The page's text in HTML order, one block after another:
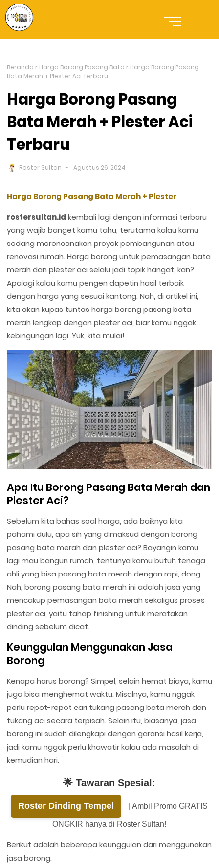
Beranda Harga Borong Pasang Bata
Harga Borong Pasang
Bata Merah + Plester Aci Terbaru
Harga Borong Pasang
Bata Merah + Plester Aci
Terbaru
Roster Sultan Agustus 26, 2024
Harga Borong Pasang Bata Merah + Plester
rostersultan.id kembali lagi dengan informasi terbaru
yang wajib banget kamu tahu, terutama kalau kamu
sedang merencanakan proyek pembangunan atau
renovasi rumah. Harga borong untuk pemasangan bata
merah dan plester aci selalu jadi topik hangat, kan?
Apalagi kalau kamu pengen dapetin hasil terbaik
dengan harga yang sesuai kantong. Nah, di artikel ini,
kita akan kupas tuntas harga borong pasang bata
merah lengkap dengan plester aci, biar kamu nggak
kebingungan lagi. Yuk, kita mulai!
Apa Itu Borong Pasang Bata Merah dan
Plester Aci?
Sebelum kita bahas soal harga, ada baiknya kita
pahami dulu, apa sih yang dimaksud dengan borong
pasang bata merah dan plester aci? Bayangin kamu
lagi mau bangun rumah, tentunya kamu butuh tenaga
ahli yang bisa pasang bata merah dengan rapi, dong.
Nah, borong pasang bata merah ini adalah jasa yang
mencakup pemasangan bata merah sekaligus proses
plester aci, yaitu tahap finishing untuk meratakan
dinding sebelum dicat.
Keunggulan Menggunakan Jasa
Borong
Kenapa harus borong? Simpel, selain hemat biaya, kamu
juga bisa menghemat waktu. Misalnya, kamu nggak
perlu repot-repot cari tukang pasang bata merah dan
tukang aci secara terpisah. Selain itu, biasanya, jasa
borong ini sudah dilengkapi dengan garansi hasil kerja,
jadi kamu nggak perlu khawatir kalau ada masalah di
kemudian hari.
🌟 Tawaran Spesial:
Roster Dinding Tempel | Ambil Promo GRATIS
ONGKIR hanya di Roster Sultan!
Berikut adalah beberapa keunggulan dari menggunakan
jasa borong: